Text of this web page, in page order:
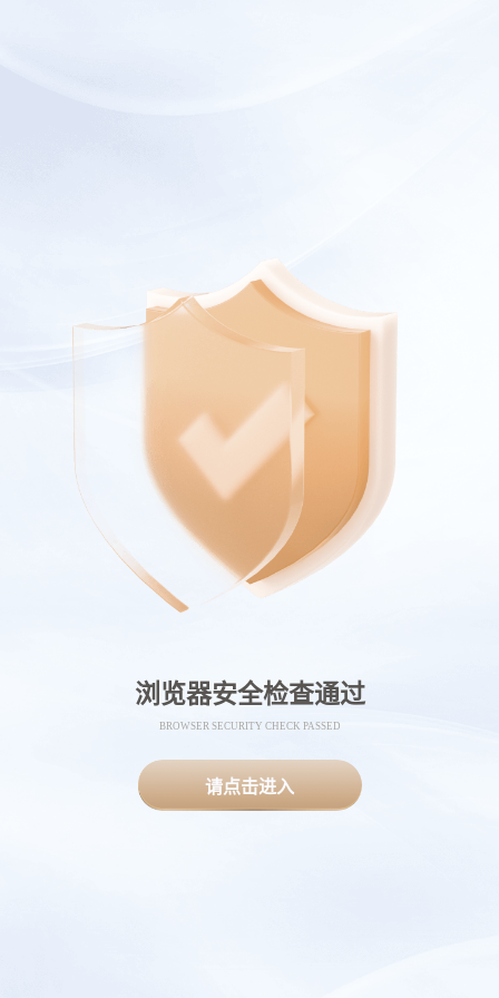
浏览器安全检查通过
BROWSER SECURITY CHECK PASSED
请点击进入